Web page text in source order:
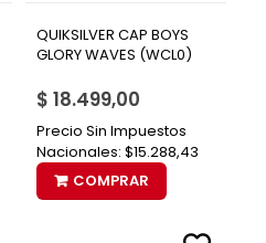
QUIKSILVER CAP BOYS
GLORY WAVES (WCL0)
$ 18.499,00
Precio Sin Impuestos
Nacionales: $15.288,43
COMPRAR